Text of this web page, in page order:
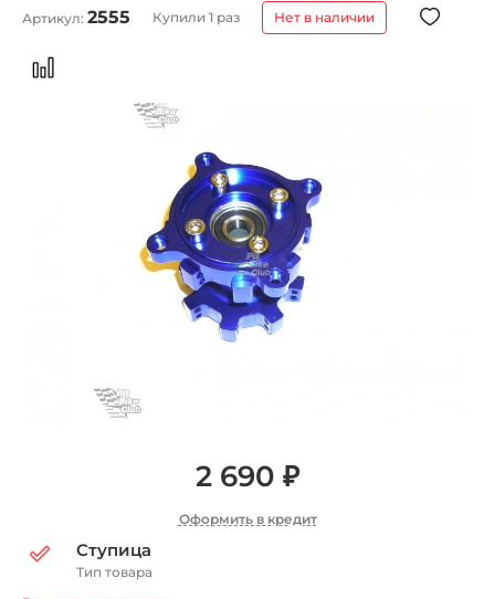
Артикул: 2555 Купили 1 раз Нет в наличии
2 690 ₽
Оформить в кредит
Ступица
Тип товара